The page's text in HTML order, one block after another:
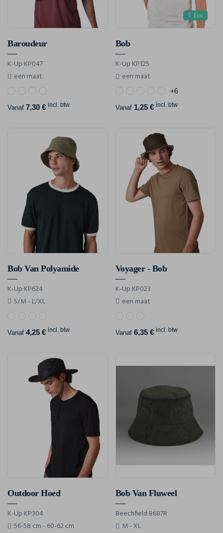
Baroudeur
K-Up KP047
een maat
Vanaf 7,30 € incl. btw
Eco
Bob
K-Up KP125
een maat
+6
Vanaf 1,25 € incl. btw
Bob Van Polyamide
K-Up KP624
S/M - L/XL
Vanaf 4,25 € incl. btw
Voyager - Bob
K-Up KP023
een maat
Vanaf 6,35 € incl. btw
Outdoor Hoed
K-Up KP304
56-58 cm - 60-62 cm
Bob Van Fluweel
Beechfield B687R
M - XL